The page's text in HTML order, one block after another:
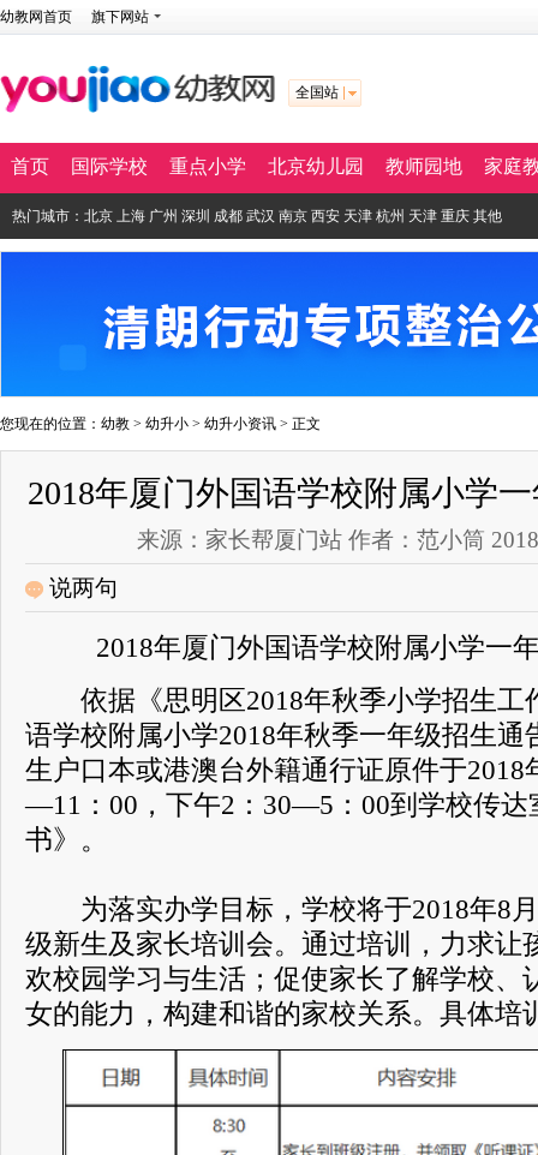
幼教网首页 旗下网站
全国站
首页 国际学校 重点小学 北京幼儿园 教师园地 家庭
热门城市： 北京 上海 广州 深圳 成都 武汉 南京 西安 天津 杭州 天津 重庆 其他
您现在的位置： 幼教 > 幼升小 > 幼升小资讯 > 正文
2018年厦门外国语学校附属小学
来源：家长帮厦门站 作者：范小筒
说两句
2018年厦门外国语学校附属小学一
依据《思明区2018年秋季小学招生工
语学校附属小学2018年秋季一年级招生通
生户口本或港澳台外籍通行证原件于2018
—11：00，下午2：30—5：00到学校传达
书》。
为落实办学目标，学校将于2018年8
级新生及家长培训会。通过培训，力求让
欢校园学习与生活；促使家长了解学校、
女的能力，构建和谐的家校关系。具体培